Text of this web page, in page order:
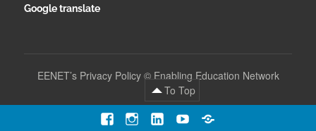
Google translate
EENET’s Privacy Policy© Enabling Education Network
To Top
FacebookInstagram
LinkedInYouTubeContact